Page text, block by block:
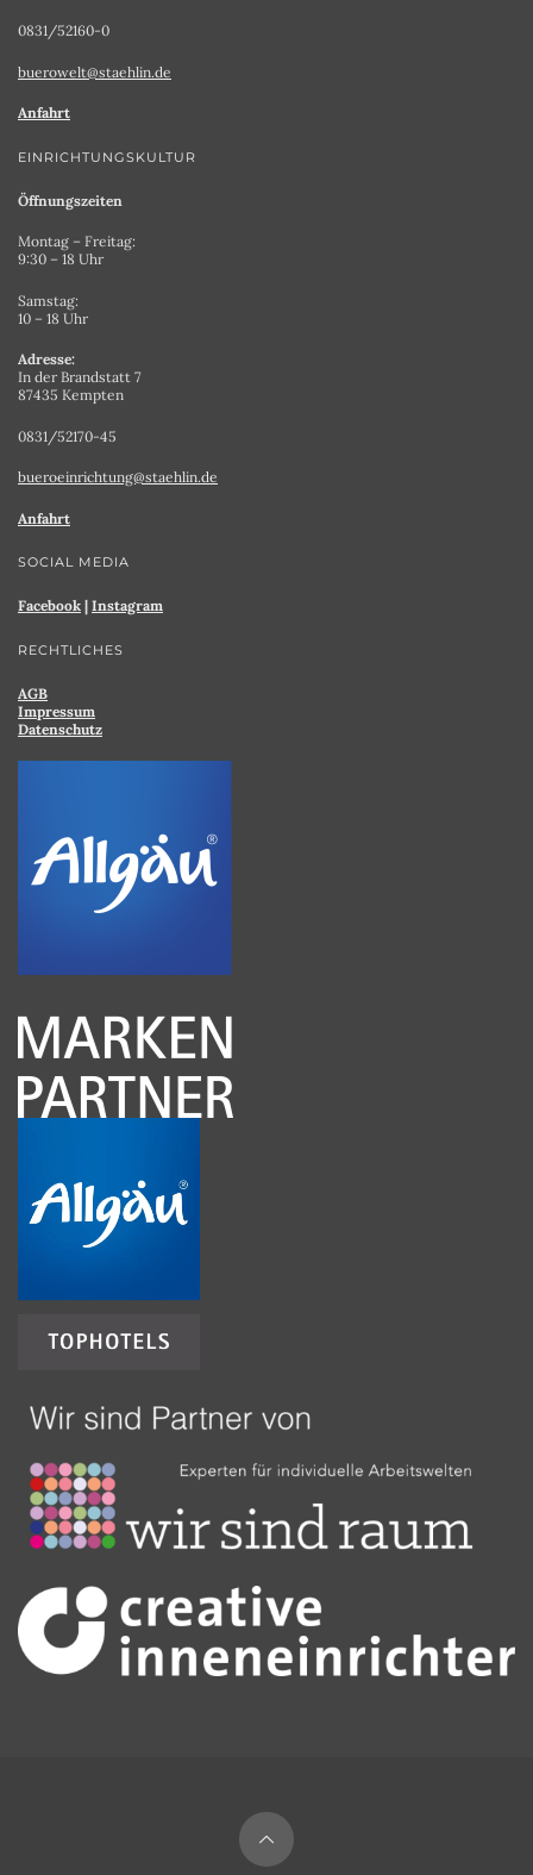
0831/52160-0
buerowelt@staehlin.de
Anfahrt
EINRICHTUNGSKULTUR
Öffnungszeiten
Montag – Freitag:
9:30 – 18 Uhr
Samstag:
10 – 18 Uhr
Adresse:
In der Brandstatt 7
87435 Kempten
0831/52170-45
bueroeinrichtung@staehlin.de
Anfahrt
SOCIAL MEDIA
Facebook | Instagram
RECHTLICHES
AGB
Impressum
Datenschutz